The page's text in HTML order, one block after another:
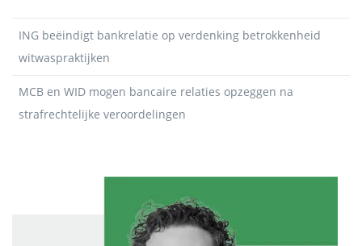
ING beëindigt bankrelatie op verdenking betrokkenheid
witwaspraktijken
MCB en WID mogen bancaire relaties opzeggen na
strafrechtelijke veroordelingen